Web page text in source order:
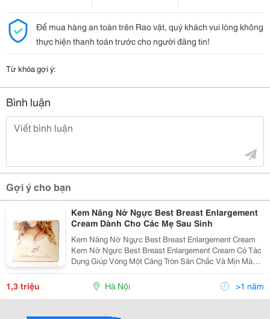
Để mua hàng an toàn trên Rao vặt, quý khách vui lòng không
thực hiện thanh toán trước cho người đăng tin!
Từ khóa gợi ý:
Bình luận
Gợi ý cho bạn
Kem Nâng Nở Ngực Best Breast Enlargement
Cream Dành Cho Các Mẹ Sau Sinh
Kem Nâng Nở Ngực Best Breast Enlargement Cream
Kem Nở Ngực Best Breast Enlargement Cream Có Tác
Dụng Giúp Vòng Một Căng Tròn Săn Chắc Và Mịn Màng,
Đẹp Tự Nhiên Cho Những Phụ Nữ Có Vòng Ngực
Khiêm Tốn, Bầu Ngực Nhỏ Hoặc Không Có Ngực, Lấy
1,3 triệu Hà Nội >1 năm